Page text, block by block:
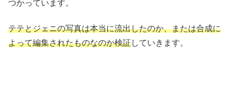
つかっています。
テテとジェニの写真は本当に流出したのか、または合成に
よって編集されたものなのか検証していきます。